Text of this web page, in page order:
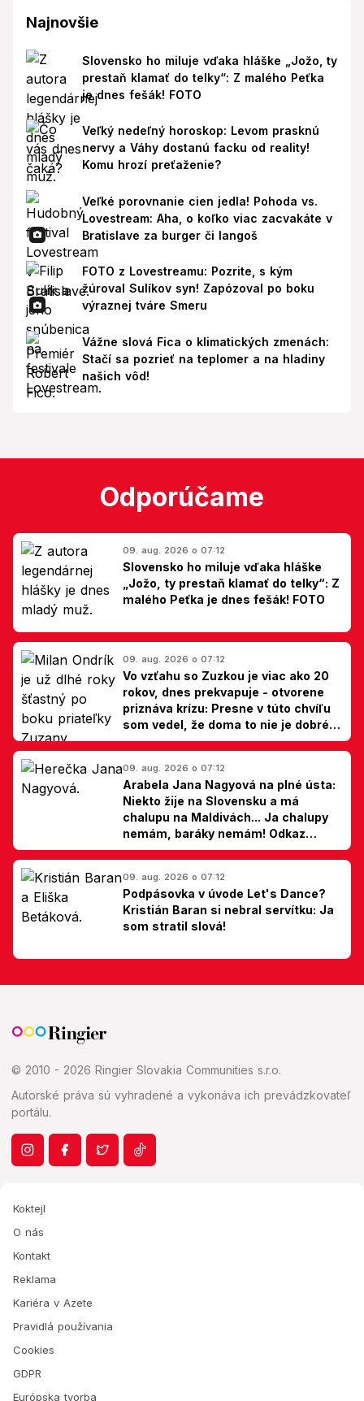
Najnovšie
Slovensko ho miluje vďaka hláške „Jožo, ty
prestaň klamať do telky“: Z malého Peťka
je dnes fešák! FOTO
Veľký nedeľný horoskop: Levom prasknú
nervy a Váhy dostanú facku od reality!
Komu hrozí preťaženie?
Veľké porovnanie cien jedla! Pohoda vs.
Lovestream: Aha, o koľko viac zacvakáte v
Bratislave za burger či langoš
FOTO z Lovestreamu: Pozrite, s kým
žúroval Sulíkov syn! Zapózoval po boku
výraznej tváre Smeru
Vážne slová Fica o klimatických zmenách:
Stačí sa pozrieť na teplomer a na hladiny
našich vôd!
Odporúčame
09. aug. 2026 o 07:12
Slovensko ho miluje vďaka hláške
„Jožo, ty prestaň klamať do telky“: Z
malého Peťka je dnes fešák! FOTO
09. aug. 2026 o 07:12
Vo vzťahu so Zuzkou je viac ako 20
rokov, dnes prekvapuje - otvorene
priznáva krízu: Presne v túto chvíľu
som vedel, že doma to nie je dobré,
hovorí Milan Ondrík
09. aug. 2026 o 07:12
Arabela Jana Nagyová na plné ústa:
Niekto žije na Slovensku a má
chalupu na Maldivách... Ja chalupy
nemám, baráky nemám! Odkaz
Slovákom
09. aug. 2026 o 07:12
Podpásovka v úvode Let's Dance?
Kristián Baran si nebral servítku: Ja
som stratil slová!
© 2010 - 2026 Ringier Slovakia Communities s.r.o.
Autorské práva sú vyhradené a vykonáva ich prevádzkovateľ
portálu.
Koktejl
O nás
Kontakt
Reklama
Kariéra v Azete
Pravidlá používania
Cookies
GDPR
Európska tvorba